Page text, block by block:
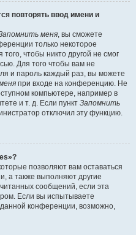
повторять ввод имени и
меня, вы сможете
только некоторое
чтобы никто другой не смог
Для того чтобы вам не
и пароль каждый раз, вы можете
при входе на конференцию. Не
компьютере, например в
и т. д. Если пункт Запомнить
отключил эту функцию.
позволяют вам оставаться
а также выполняют другие
сообщений, если эта
Если вы испытываете
конференции, возможно,